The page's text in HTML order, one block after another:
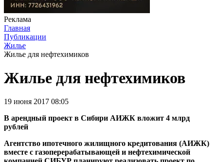
Реклама
Главная
Публикации
Жилье
Жилье для нефтехимиков
Жилье для нефтехимиков
19 июня 2017 08:05
В арендный проект в Сибири АИЖК вложит 4 млрд
рублей
Агентство ипотечного жилищного кредитования (АИЖК)
вместе с газоперерабатывающей и нефтехимической